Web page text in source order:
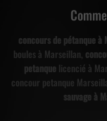
concours de pétanque à
boules à Marseillan,
petanque licencié à
concour petanque
sauvage à